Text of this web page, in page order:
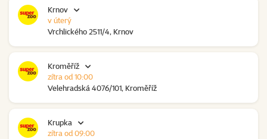
Krnov
Vrchlického 2511/4, Krnov
v úterý
Kroměříž
Velehradská 4076/101, Kroměříž
zítra od 10:00
Krupka
zítra od 09:00